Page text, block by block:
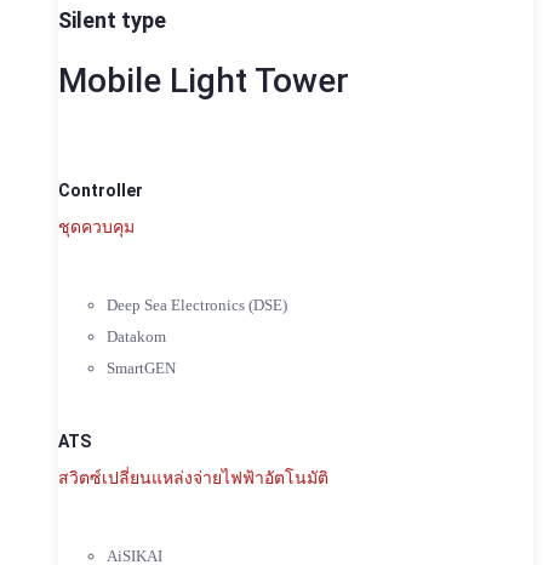
Silent type
Mobile Light Tower
Controller
ชุดควบคุม
Deep Sea Electronics (DSE)
Datakom
SmartGEN
ATS
สวิตซ์เปลี่ยนแหล่งจ่ายไฟฟ้าอัตโนมัติ
AiSIKAI